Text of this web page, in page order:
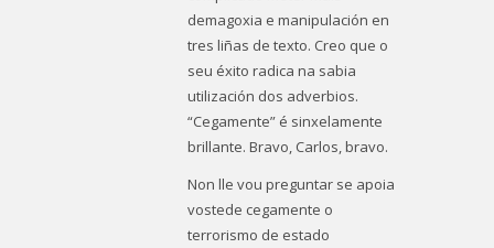
demagoxia e manipulación en
tres liñas de texto. Creo que o
seu éxito radica na sabia
utilización dos adverbios.
“Cegamente” é sinxelamente
brillante. Bravo, Carlos, bravo.
Non lle vou preguntar se apoia
vostede cegamente o
terrorismo de estado